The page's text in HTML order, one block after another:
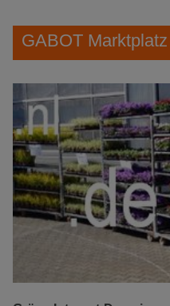
GABOT Marktplatz